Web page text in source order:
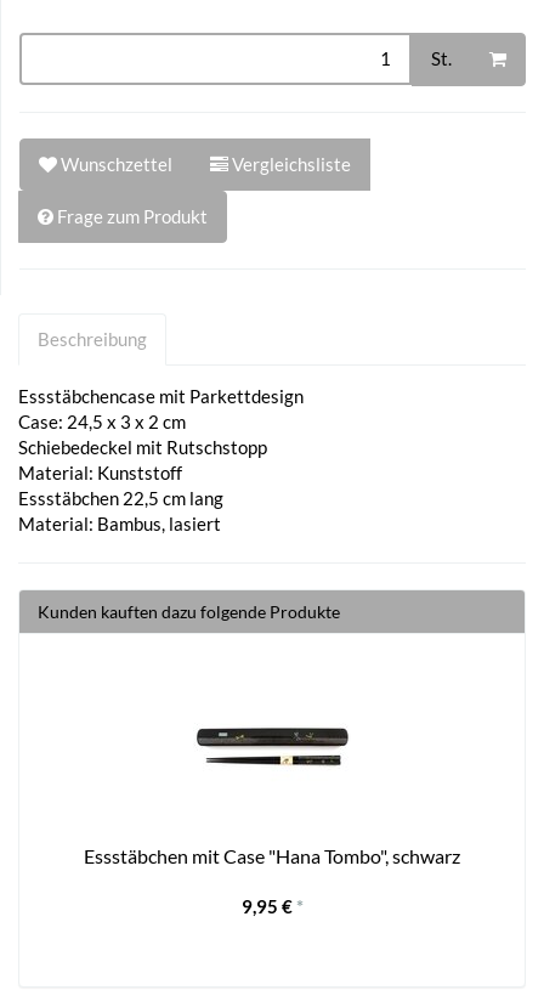
St.
Wunschzettel Vergleichsliste
Frage zum Produkt
Beschreibung
Essstäbchencase mit Parkettdesign
Case: 24,5 x 3 x 2 cm
Schiebedeckel mit Rutschstopp
Material: Kunststoff
Essstäbchen 22,5 cm lang
Material: Bambus, lasiert
Kunden kauften dazu folgende Produkte
Essstäbchen mit Case "Hana Tombo", schwarz
9,95 € *